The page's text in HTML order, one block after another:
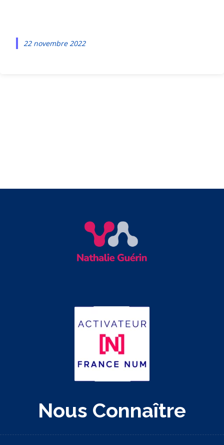
22 novembre 2022
Nous Connaître